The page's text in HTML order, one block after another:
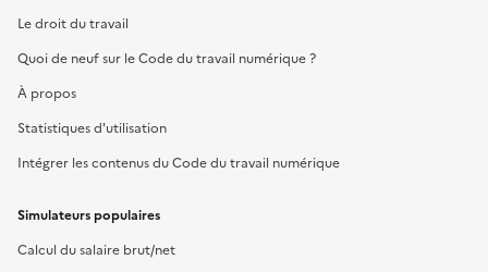
Le droit du travail
Quoi de neuf sur le Code du travail numérique ?
À propos
Statistiques d'utilisation
Intégrer les contenus du Code du travail numérique
Simulateurs populaires
Calcul du salaire brut/net